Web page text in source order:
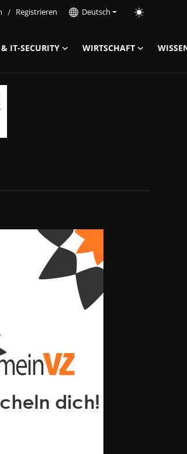
/ Registrieren Deutsch
IT-SECURITY WIRTSCHAFT